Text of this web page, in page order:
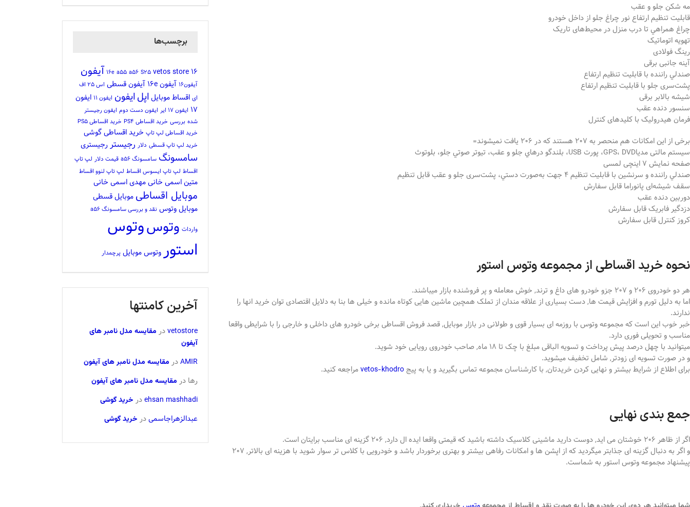
مه شكن جلو و عقب
قابليت تنظيم ارتفاع نور چراغ جلو از داخل خودرو
چراغ همراهي تا درب منزل در محیط‌های تاريک
تهویه اتوماتیک
رینگ فولادی
آینه جانبی برقی
صندلي راننده با قابليت تنظيم ارتفاع
پشت‌سری جلو با قابليت تنظيم ارتفاع
شیشه بالابر برقی
سنسور دنده عقب
فرمان هیدرولیک با کلیدهای کنترل
برخی از این امکانات هم منحصر به 207 هستند که در 206 یافت نمیشوند=
سیستم مالتی مدیاGPS، DVD، پورت USB، بلندگو درهاي جلو و عقب، تيوتر صوتي جلو، بلوتوث
صفحه نمایش 7 اینچی لمسی
صندلي راننده و سرنشين با قابليت تنظيم 4 جهت به‌صورت دستي، پشت‌سری جلو و عقب قابل تنظيم
سقف شیشه‌ای پانوراما قابل سفارش
دوربین دنده عقب
دزدگیر فابریک قابل سفارش
کروز کنترل قابل سفارش
نحوه خرید اقساطی از مجموعه وتوس استور
هر دو خودروی 206 و 207 جزو خودرو های داغ و ترند, خوش معامله و پر فروشنده بازار میباشند.
اما به دلیل تورم و افزایش قیمت ها, دست بسیاری از علاقه مندان از تملک همچین ماشین هایی کوتاه مانده و خیلی ها بنا به دلایل اقتصادی توان خرید انها را
ندارند.
خبر خوب این است که مجموعه وتوس با روزمه ای بسیار قوی و طولانی در بازار موبایل, قصد فروش اقساطی برخی خودرو های داخلی و خارجی را با شرایطی واقعا
مناسب و تحویلی فوری دارد.
میتوانید با چهل درصد پیش پرداخت و تسویه الباقی مبلغ با چک تا 18 ماه, صاحب خودروی رویایی خود شوید.
و در صورت تسویه ای زودتر, شامل تخفیف میشوید.
برای اطلاع از شرایط بیشتر و نهایی کردن خریدتان, با کارشناسان مجموعه تماس بگیرید و یا به پیج vetos-khodroمراجعه کنید.
جمع بندی نهایی
اگر از ظاهر 206 خوشتان می اید, دوست دارید ماشینی کلاسیک داشته باشید که قیمتی واقعا ایده ال دارد, 206 گزینه ای مناسب برایتان است.
و اگر به دنبال گزینه ای جذابتر میگردید که از اپشن ها و امکانات رفاهی بیشتر و بهتری برخوردار باشد و خودرویی با کلاس تر سوار شوید با هزینه ای بالاتر, 207
پیشنهاد مجموعه وتوس استور به شماست.
برچسب‌ها
16
16e a55 a56 S25 vetos store آیفون
آیفون16 آیفون 16e آیفون قسطی
اس 25 اف
ای اقساط موبایل اپل ایفون ایفون 11
ایفون
17 ایفون 17 ایر ایفون دست دوم ایفون رجیستر
شده بررسی خرید اقساطی PS4
خرید اقساطی PS5
خرید اقساطی لپ تاپ خرید اقساطی گوشی
خرید لپ تاپ قسطی دلار رجیستررجیستری
سامسونگ سامسونگ a56 قیمت دلار لپ تاپ
اقساط لپ تاپ ایسوس اقساط لپ تاپ لنوو اقساط
متین اسمی خانیمهدی اسمی خانی
موبایل اقساطی موبایل قسطی
موبایل وتوس نقد و بررسی سامسونگ a56
واردات وتوسوتوس
استوروتوس موبایل پرچمدار
آخرین کامنتها
vetostoreدر مقایسه مدل نامبر های
آیفون
AMIRدر مقایسه مدل نامبر های آیفون
رها در مقایسه مدل نامبر های آیفون
ehsan mashhadiدر خرید گوشی
عبدالزهراجاسمیدر خرید گوشی